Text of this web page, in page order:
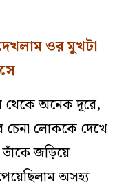
ওর মুখটা
থেকে অনেক দূরে,
চেনা লোককে দেখে
জড়িয়ে
অসহ্য